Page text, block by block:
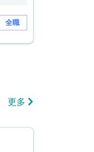
全職
更多